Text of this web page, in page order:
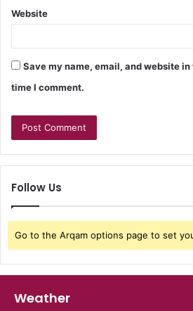
Website
Save my name, email, and website
time I comment.
Follow Us
Go to the Arqam options page to set
Weather